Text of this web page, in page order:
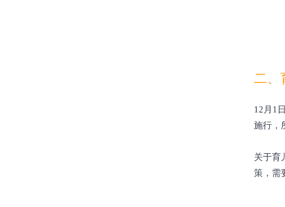
二、
12月1
施行，
关于育
策，需